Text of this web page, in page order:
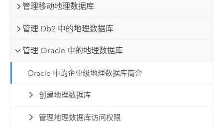
管理移动地理数据库
管理 Db2 中的地理数据库
管理 Oracle 中的地理数据库
Oracle 中的企业级地理数据库简介
创建地理数据库
管理地理数据库访问权限